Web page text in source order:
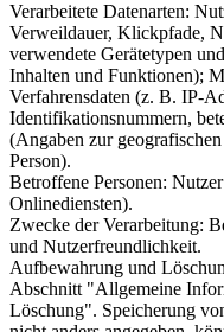
Verarbeitete Datenarten:
Verweildauer, Klickpfade,
verwendete Gerätetypen
Inhalten und Funktionen);
Verfahrensdaten (z. B. IP-
Identifikationsnummern,
(Angaben zur
Person).
Betroffene Personen:
Onlinediensten).
Zwecke der Verarbeitung:
und Nutzerfreundlichkeit.
Aufbewahrung und
Abschnitt "Allgemeine
Löschung". Speicherung